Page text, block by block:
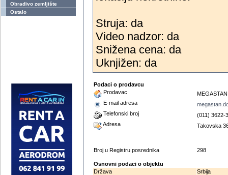
Obradivo zemljište
Ostalo
Struja: da
Video nadzor: da
Snižena cena: da
Uknjižen: da
Podaci o prodavcu
Prodavac
E-mail adresa
Telefonski broj
(011) 3622-
Adresa
Takovska
Broj u Registru posrednika 298
Osnovni podaci o objektu
Država
Srbija